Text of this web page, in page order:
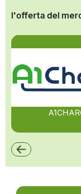
l'offerta del